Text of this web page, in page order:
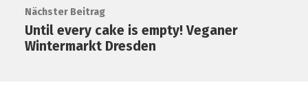
Nächster Beitrag
Until every cake is empty! Veganer
Wintermarkt Dresden